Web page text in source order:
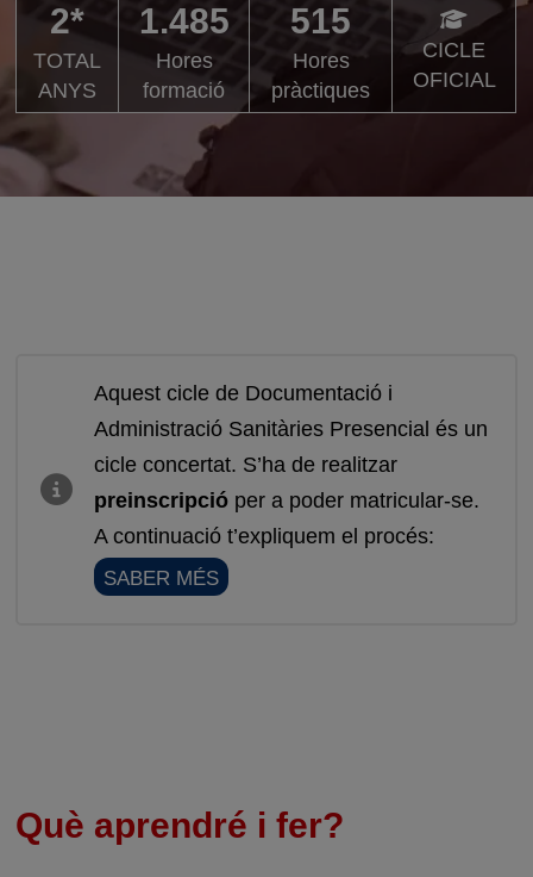
2*
TOTAL
ANYS
1.485
Hores
formació
515
Hores
pràctiques
CICLE
OFICIAL
Aquest cicle de Documentació i
Administració Sanitàries Presencial és un
cicle concertat. S’ha de realitzar
preinscripció per a poder matricular-se.
A continuació t’expliquem el procés:
SABER MÉS
Què aprendré i fer?